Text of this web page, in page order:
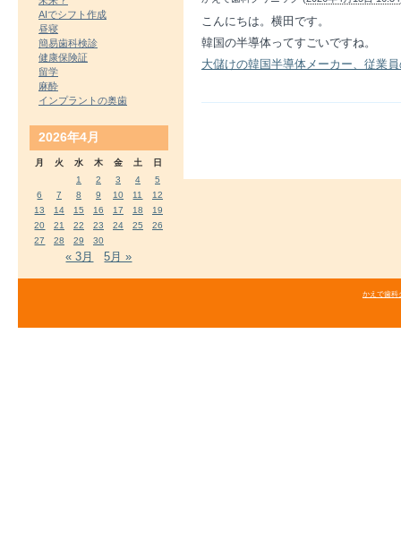
こんにちは。横田です。
韓国の半導体ってすごいですね。
大儲けの韓国半導体メーカー、従業
AIでシフト作成
昼寝
簡易歯科検診
健康保険証
留学
麻酔
インプラントの奥歯
2026年4月
月 火 水 木 金 土
日
1
2 3 4
5
6
7 8 9 10 11
12
13
14 15 16 17 18
19
20
21 22 23 24 25
26
27
28 29 30
« 3月 5月 »
かえで歯科